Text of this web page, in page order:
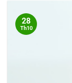
28
Th10